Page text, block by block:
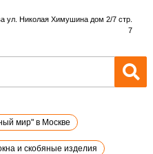
ул. Николая Химушина дом 2/7 стр.
7
мир" в Москве
и скобяные изделия